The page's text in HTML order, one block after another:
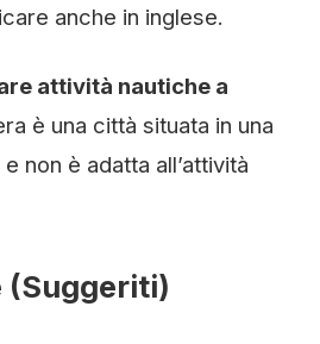
anche in inglese.
attività nautiche a
è una città situata in una
non è adatta all’attività
(Suggeriti)